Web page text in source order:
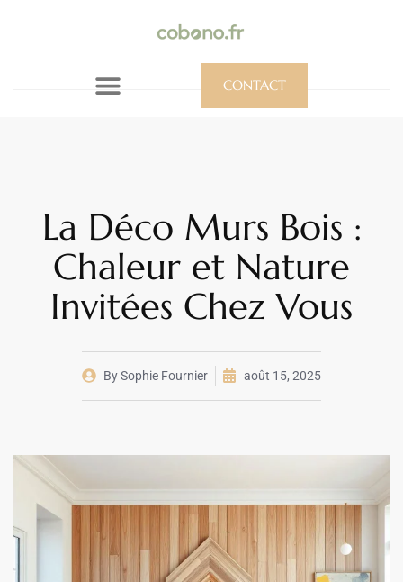
CONTACT
La Déco Murs Bois :
Chaleur et Nature
Invitées Chez Vous
BySophie Fournier août 15, 2025